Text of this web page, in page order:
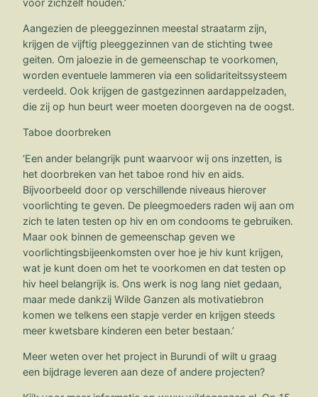
Aangezien de pleeggezinnen meestal straatarm zijn,
krijgen de vijftig pleeggezinnen van de stichting twee
geiten. Om jaloezie in de gemeenschap te voorkomen,
worden eventuele lammeren via een solidariteitssysteem
verdeeld. Ook krijgen de gastgezinnen aardappelzaden,
die zij op hun beurt weer moeten doorgeven na de oogst.
Taboe doorbreken
‘Een ander belangrijk punt waarvoor wij ons inzetten, is
het doorbreken van het taboe rond hiv en aids.
Bijvoorbeeld door op verschillende niveaus hierover
voorlichting te geven. De pleegmoeders raden wij aan om
zich te laten testen op hiv en om condooms te gebruiken.
Maar ook binnen de gemeenschap geven we
voorlichtingsbijeenkomsten over hoe je hiv kunt krijgen,
wat je kunt doen om het te voorkomen en dat testen op
hiv heel belangrijk is. Ons werk is nog lang niet gedaan,
maar mede dankzij Wilde Ganzen als motivatiebron
komen we telkens een stapje verder en krijgen steeds
meer kwetsbare kinderen een beter bestaan.’
Meer weten over het project in Burundi of wilt u graag
een bijdrage leveren aan deze of andere projecten?